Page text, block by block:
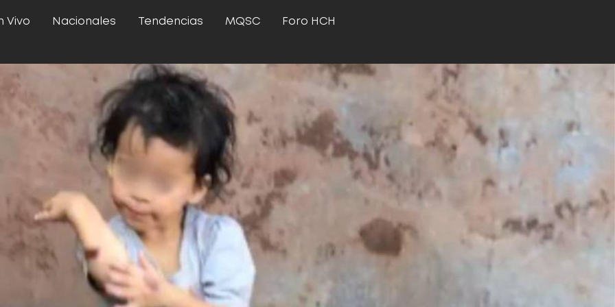
Vivo Nacionales Tendencias MQSC Foro HCH